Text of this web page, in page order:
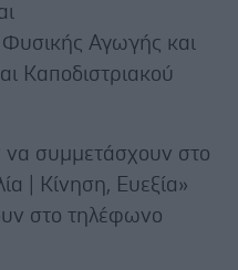
Φυσικής Αγωγής και
Καποδιστριακού
να συμμετάσχουν στο
| Κίνηση, Ευεξία»
στο τηλέφωνο